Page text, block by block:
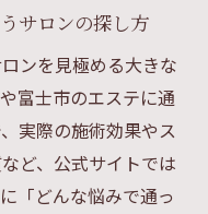
サロンの探し方
ンを見極める大きな
富士市のエステに通
実際の施術効果やス
ど、公式サイトでは
「どんな悩みで通っ